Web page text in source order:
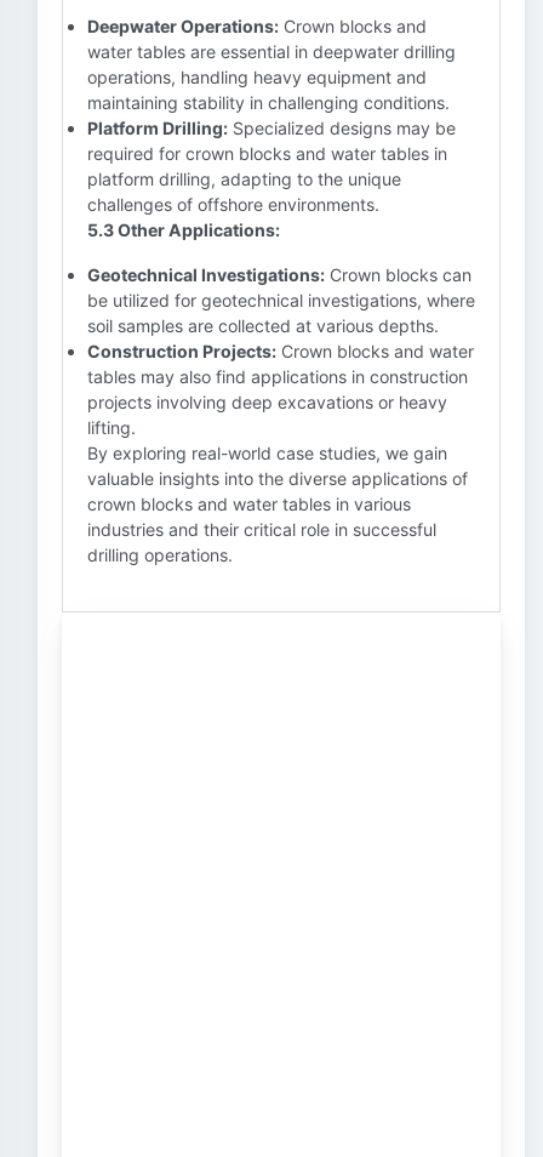
Deepwater Operations: Crown blocks and
water tables are essential in deepwater drilling
operations, handling heavy equipment and
maintaining stability in challenging conditions.
Platform Drilling: Specialized designs may be
required for crown blocks and water tables in
platform drilling, adapting to the unique
challenges of offshore environments.
5.3 Other Applications:
Geotechnical Investigations: Crown blocks can
be utilized for geotechnical investigations, where
soil samples are collected at various depths.
Construction Projects: Crown blocks and water
tables may also find applications in construction
projects involving deep excavations or heavy
lifting.
By exploring real-world case studies, we gain
valuable insights into the diverse applications of
crown blocks and water tables in various
industries and their critical role in successful
drilling operations.